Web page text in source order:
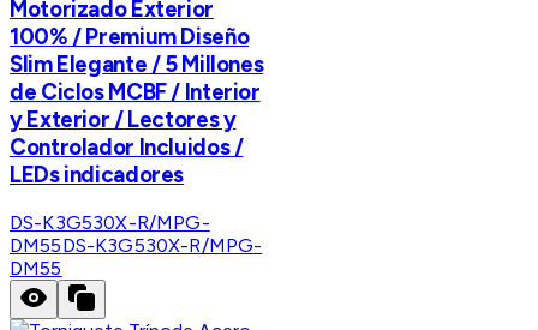
Motorizado Exterior
100% / Premium Diseño
Slim Elegante / 5 Millones
de Ciclos MCBF / Interior
y Exterior / Lectores y
Controlador Incluidos /
LEDs indicadores
DS-K3G530X-R/MPG-
DM55DS-K3G530X-R/MPG-
DM55